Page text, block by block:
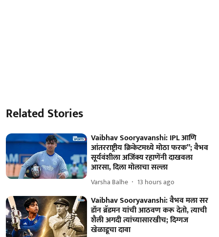
Related Stories
Vaibhav Sooryavanshi: IPL आणि
आंतरराष्ट्रीय क्रिकेटमध्ये मोठा फरक”; वैभव
सूर्यवंशीला अजिंक्य रहाणेंनी दाखवला
आरसा, दिला मोलाचा सल्ला
Varsha Balhe 13 hours ago
Vaibhav Sooryavanshi: वैभव मला सर
डॉन ब्रॅडमन यांची आठवण करू देतो, त्याची
शैली अगदी त्यांच्यासारखीच; दिग्गज
खेळाडूचा दावा